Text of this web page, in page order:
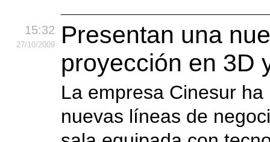
15:32
27/10/2009
Presentan una
proyección en 3D
La empresa Cinesur
nuevas líneas de